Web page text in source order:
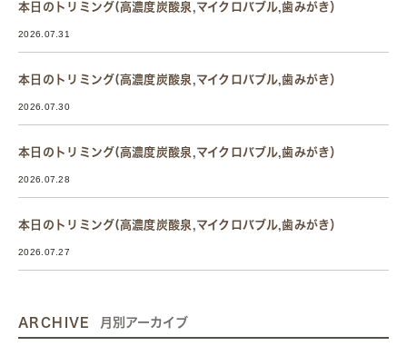
本日のトリミング(高濃度炭酸泉,マイクロバブル,歯みがき）
2026.07.31
本日のトリミング(高濃度炭酸泉,マイクロバブル,歯みがき）
2026.07.30
本日のトリミング(高濃度炭酸泉,マイクロバブル,歯みがき）
2026.07.28
本日のトリミング(高濃度炭酸泉,マイクロバブル,歯みがき）
2026.07.27
ARCHIVE 月別アーカイブ